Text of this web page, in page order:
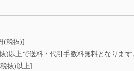
(税抜)]
)以上で送料・代引手数料無料となります
抜)以上]